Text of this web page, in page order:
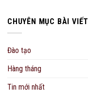
CHUYÊN MỤC BÀI VIẾT
Đào tạo
Hàng tháng
Tin mới nhất